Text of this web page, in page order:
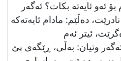
ئەو ئایەتە بكات؟ ئەگەر
دەڵێم: مادام ئايەتەكە
ئیتر ئەم
وتیان: بەڵی، ڕێگەی پێ‌